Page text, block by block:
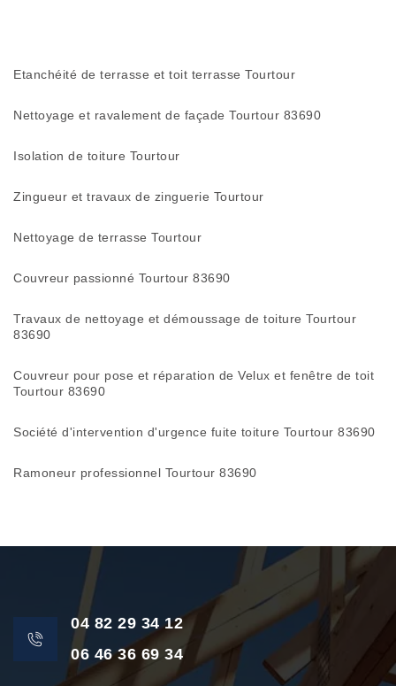
Etanchéité de terrasse et toit terrasse Tourtour
Nettoyage et ravalement de façade Tourtour 83690
Isolation de toiture Tourtour
Zingueur et travaux de zinguerie Tourtour
Nettoyage de terrasse Tourtour
Couvreur passionné Tourtour 83690
Travaux de nettoyage et démoussage de toiture Tourtour
83690
Couvreur pour pose et réparation de Velux et fenêtre de toit
Tourtour 83690
Société d'intervention d'urgence fuite toiture Tourtour 83690
Ramoneur professionnel Tourtour 83690
04 82 29 34 12
06 46 36 69 34